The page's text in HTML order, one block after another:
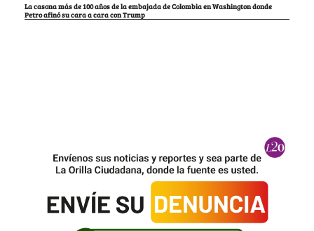
La casona más de 100 años de la embajada de Colombia en Washington donde
Petro afinó su cara a cara con Trump